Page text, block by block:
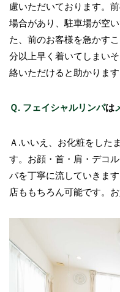
慮いただいております。
場合があり、駐車場が空
た、前のお客様を急かす
分以上早く着いてしまい
絡いただけると助かります
Ｑ. フェイシャルリンパは
Ａ.いいえ、お化粧をした
す。お顔・首・肩・デコ
パを丁寧に流していきま
店ももちろん可能です。